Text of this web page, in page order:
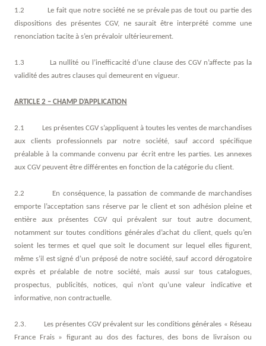
1.2 Le fait que notre société ne se prévale pas de tout ou partie des
dispositions des présentes CGV, ne saurait être interprété comme une
renonciation tacite à s’en prévaloir ultérieurement.
1.3 La nullité ou l’inefficacité d’une clause des CGV n’affecte pas la
validité des autres clauses qui demeurent en vigueur.
ARTICLE 2 – CHAMP D’APPLICATION
2.1 Les présentes CGV s’appliquent à toutes les ventes de marchandises
aux clients professionnels par notre société, sauf accord spécifique
préalable à la commande convenu par écrit entre les parties. Les annexes
aux CGV peuvent être différentes en fonction de la catégorie du client.
2.2 En conséquence, la passation de commande de marchandises
emporte l’acceptation sans réserve par le client et son adhésion pleine et
entière aux présentes CGV qui prévalent sur tout autre document,
notamment sur toutes conditions générales d’achat du client, quels qu’en
soient les termes et quel que soit le document sur lequel elles figurent,
même s’il est signé d’un préposé de notre société, sauf accord dérogatoire
exprès et préalable de notre société, mais aussi sur tous catalogues,
prospectus, publicités, notices, qui n’ont qu’une valeur indicative et
informative, non contractuelle.
2.3. Les présentes CGV prévalent sur les conditions générales « Réseau
France Frais » figurant au dos des factures, des bons de livraison ou
Catalogues
Nous rejoindre
Nos offres d'emplois
Contact
Tél +33 2 30 21 01 21
E-mail
contact@teamouestdistralis.fr